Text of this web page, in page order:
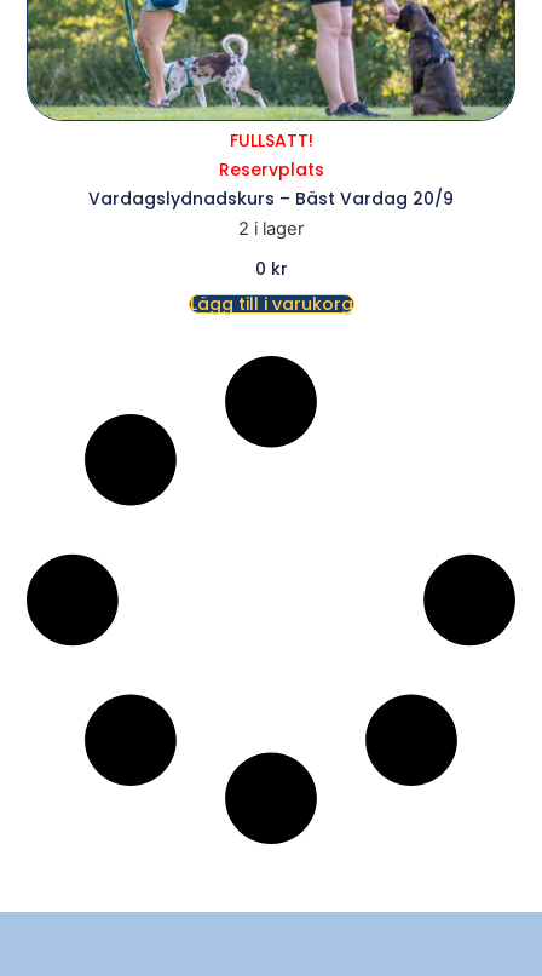
FULLSATT!
Reservplats
Vardagslydnadskurs – Bäst Vardag 20/9
2 i lager
0 kr
Lägg till i varukorg